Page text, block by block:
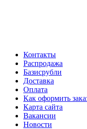
Контакты
Распродажа
Базисрубли
Доставка
Оплата
Как оформить
Карта сайта
Вакансии
Новости